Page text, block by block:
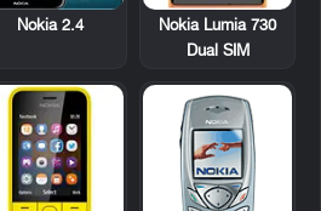
Nokia Lumia 730
Dual SIM
Nokia 2.4